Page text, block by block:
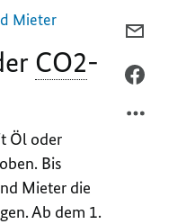
Mieter
CO2-
Öl oder
Bis
Mieter die
Ab dem 1.